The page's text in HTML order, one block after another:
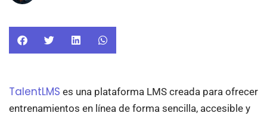
TalentLMS es una plataforma LMS creada para ofrecer
entrenamientos en línea de forma sencilla, accesible y